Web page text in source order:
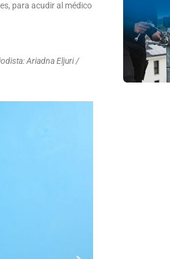
para acudir al médico
Ariadna Eljuri /